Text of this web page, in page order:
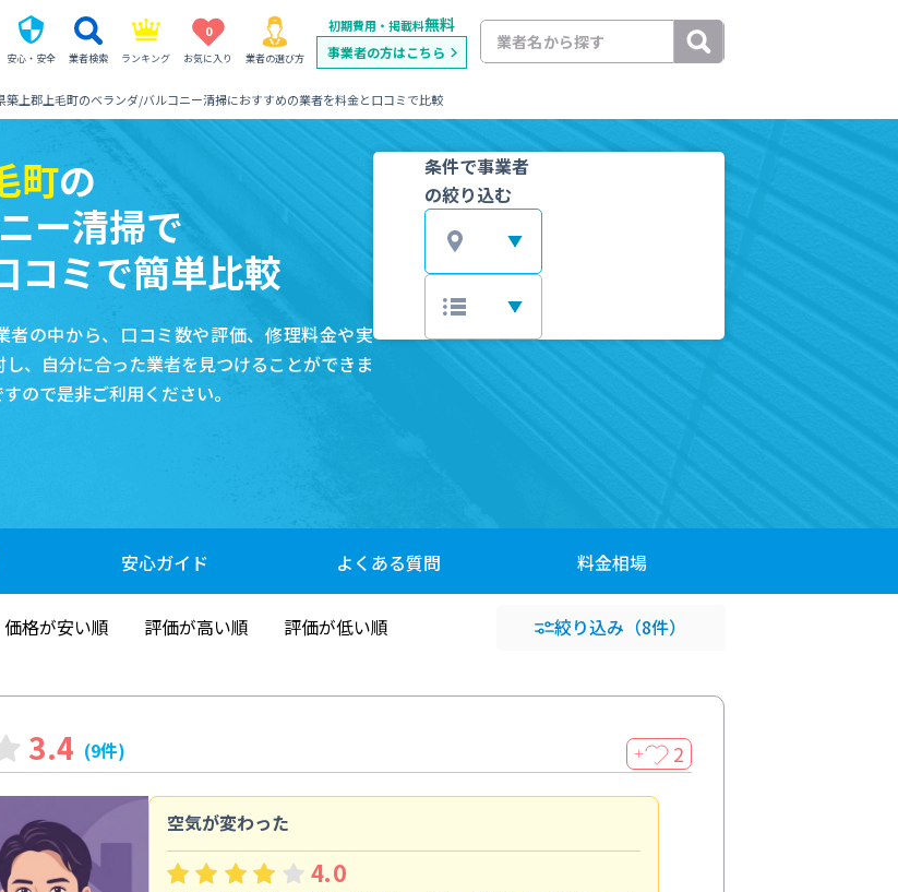
安心・安全 業者検索 ランキング
0
お気に入り 業者の選び方
初期費用・掲載料無料
事業者の方はこちら
築上郡上毛町のベランダ/バルコニー清掃におすすめの業者を料金と口コミで比較
町の
ー清掃で
コミで簡単比較
の中から、口コミ数や評価、修理料金や実
、自分に合った業者を見つけることができま
ので是非ご利用ください。
条件で事業者
の絞り込む
安心ガイド よくある質問 料金相場
価格が安い順 評価が高い順 評価が低い順 絞り込み （8件）
3.4 (9件) ＋ 2
空気が変わった
4.0